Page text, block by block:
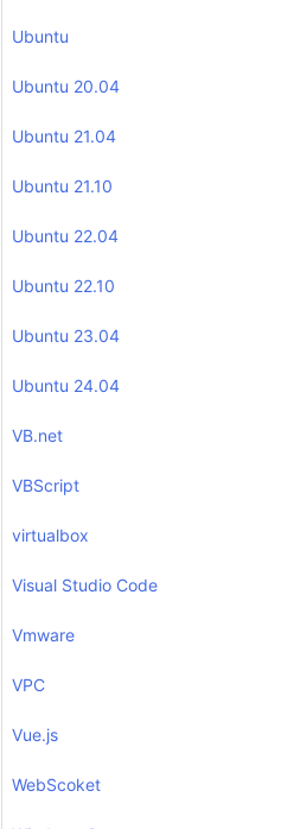
Ubuntu
Ubuntu 20.04
Ubuntu 21.04
Ubuntu 21.10
Ubuntu 22.04
Ubuntu 22.10
Ubuntu 23.04
Ubuntu 24.04
VB.net
VBScript
virtualbox
Visual Studio Code
Vmware
VPC
Vue.js
WebScoket